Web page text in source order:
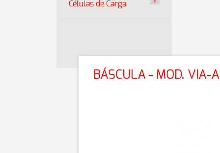
Células de Carga
BÁSCULA - MOD. VIA-